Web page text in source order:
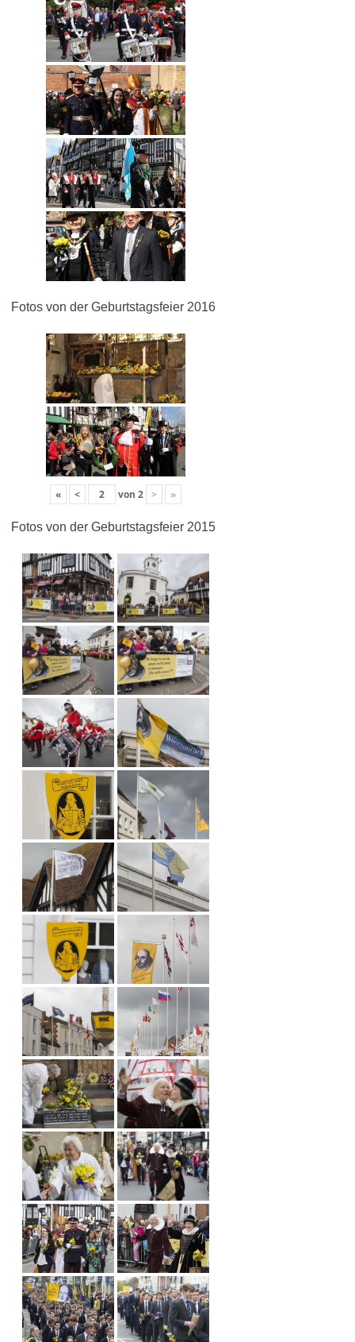
Fotos von der Geburtstagsfeier 2016
« < von 2 > »
Fotos von der Geburtstagsfeier 2015